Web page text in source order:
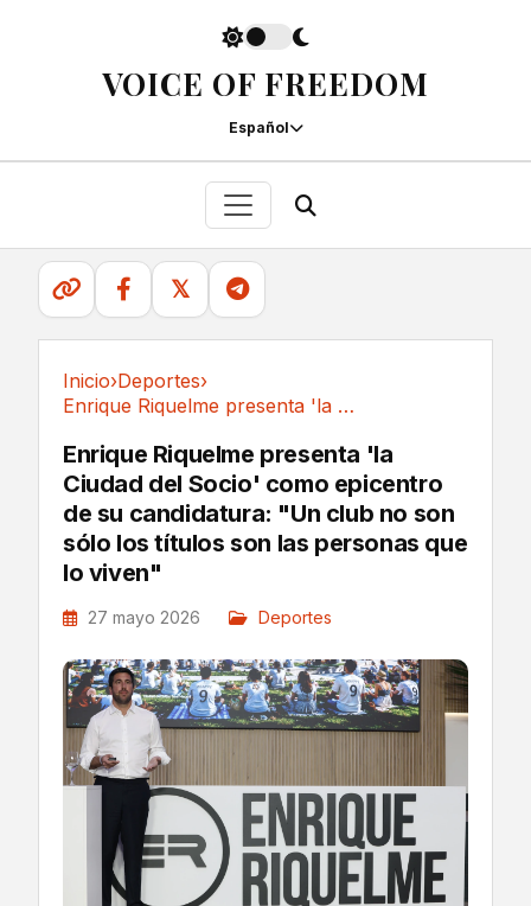
VOICE OF FREEDOM
Español
𝕏
Inicio›Deportes›
Enrique Riquelme presenta 'la Ciudad del...
Enrique Riquelme presenta 'la
Ciudad del Socio' como epicentro
de su candidatura: "Un club no son
sólo los títulos son las personas que
lo viven"
27 mayo 2026 Deportes